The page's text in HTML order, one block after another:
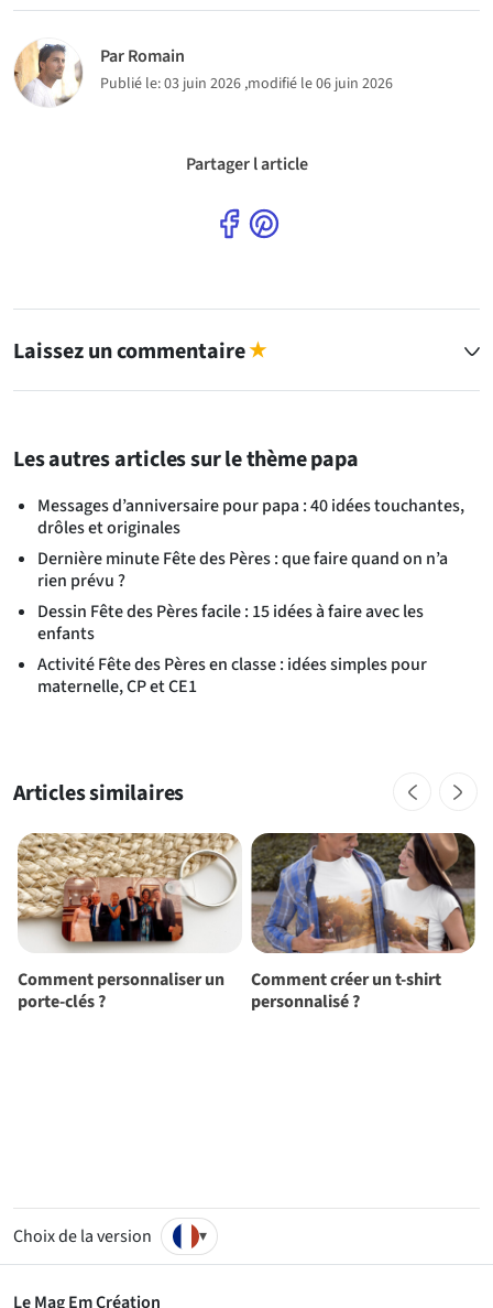
Par Romain
Publié le:03 juin 2026 ,modifié le 06 juin 2026
Partager l article
Laissez un commentaire★
Les autres articles sur le thème papa
Messages d’anniversaire pour papa : 40 idées touchantes,
drôles et originales
Dernière minute Fête des Pères : que faire quand on n’a
rien prévu ?
Dessin Fête des Pères facile : 15 idées à faire avec les
enfants
Activité Fête des Pères en classe : idées simples pour
maternelle, CP et CE1
Articles similaires
Comment personnaliser un
porte-clés ?
Comment créer un t-shirt
personnalisé ?
Choix de la version ▾
Le Mag Em Création